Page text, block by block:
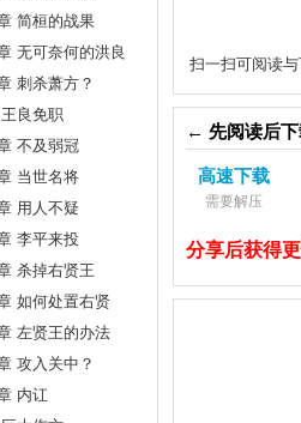
简桓的战果
无可奈何的洪良
刺杀萧方？
良免职
不及弱冠
当世名将
用人不疑
李平来投
杀掉右贤王
如何处置右贤
左贤王的办法
攻入关中？
内讧
扫一扫可阅读
← 先阅读后下
高速下载
需要解压
分享后获得